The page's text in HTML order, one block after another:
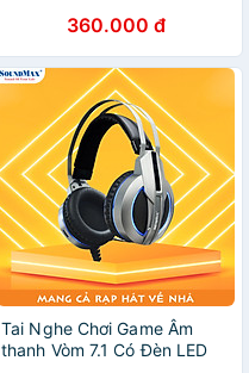
SoundMax AH315 - Hàng
Chính Hãng
360.000 đ
Tai Nghe Chơi Game Âm
thanh Vòm 7.1 Có Đèn LED